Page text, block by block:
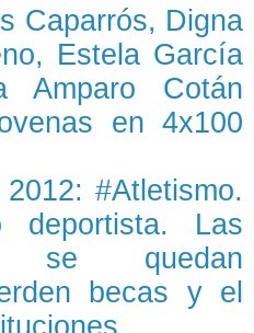
Caparrós, Digna
Estela García
Amparo Cotán
en 4x100
#Atletismo.
deportista. Las
se quedan
becas y el